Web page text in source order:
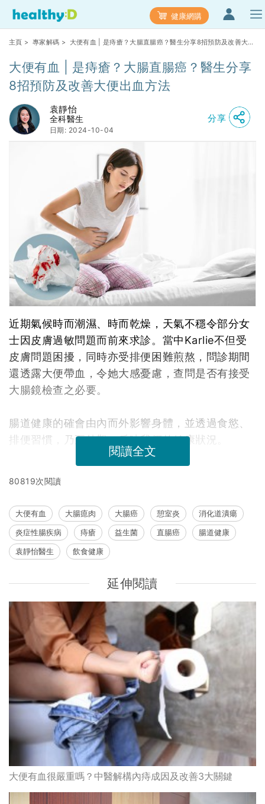
健康網購
主頁 > 專家解碼 > 大便有血 | 是痔瘡？大腸直腸癌？醫生分享8招預防及改善大便
大便有血 | 是痔瘡？大腸直腸癌？醫生分享
8招預防及改善大便出血方法
袁靜怡
全科醫生
日期: 2024-10-04
分享
近期氣候時而潮濕、時而乾燥，天氣不穩令部分女
士因皮膚過敏問題而前來求診。當中Karlie不但受
皮膚問題困擾，同時亦受排便困難煎熬，問診期間
還透露大便帶血，令她大感憂慮，查問是否有接受
大腸鏡檢查之必要。
腸道健康的確會由內而外影響身體，並透過食慾、
排便習慣，乃至外觀，反映我們的健康狀況。
閱讀全文
80819次閱讀
大便有血 大腸瘜肉 大腸癌 憩室炎
消化道潰瘍
炎症性腸疾病
痔瘡 益生菌 直腸癌
腸道健康
袁靜怡醫生
飲食健康
延伸閱讀
大便有血很嚴重嗎？中醫解構內痔成因及改善3大關鍵